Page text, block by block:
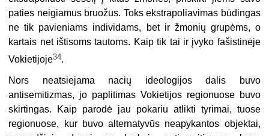
paties neigiamus bruožus. Toks ekstrapoliavimas būdingas
ne tik pavieniams individams, bet ir žmonių grupėms, o
kartais net ištisoms tautoms. Kaip tik tai ir įvyko fašistinėje
Vokietijoje34.
Nors neatsiejama nacių ideologijos dalis buvo
antisemitizmas, jo paplitimas Vokietijos regionuose buvo
skirtingas. Kaip parodė jau pokariu atlikti tyrimai, tuose
regionuose, kur buvo alternatyvūs neapykantos objektai,